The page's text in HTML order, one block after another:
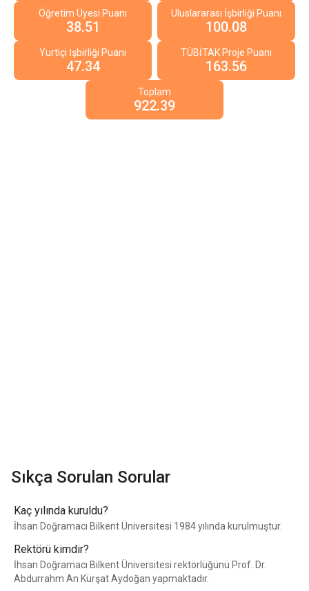
Öğretim Üyesi Puanı
38.51
Uluslararası İşbirliği Puanı
100.08
Yurtiçi İşbirliği Puanı
47.34
TÜBİTAK Proje Puanı
163.56
Toplam
922.39
Sıkça Sorulan Sorular
Kaç yılında kuruldu?
İhsan Doğramacı Bilkent Üniversitesi 1984 yılında kurulmuştur.
Rektörü kimdir?
İhsan Doğramacı Bilkent Üniversitesi rektörlüğünü Prof. Dr.
Abdurrahm An Kürşat Aydoğan yapmaktadır.